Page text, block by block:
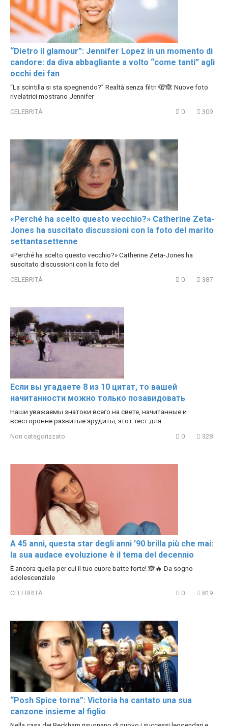
“Dietro il glamour”: Jennifer Lopez in un momento di
candore: da diva abbagliante a volto “come tanti” agli
occhi dei fan
“La scintilla si sta spegnendo?” Realtà senza filtri 🫣🙈 Nuove foto
rivelatrici mostrano Jennifer
CELEBRITÀ 0 309
«Perché ha scelto questo vecchio?» Catherine Zeta-
Jones ha suscitato discussioni con la foto del marito
settantasettenne
«Perché ha scelto questo vecchio?» Catherine Zeta-Jones ha
suscitato discussioni con la foto del
CELEBRITÀ 0 387
Если вы угадаете 8 из 10 цитат, то вашей
начитанности можно только позавидовать
Наши уважаемы знатоки всего на свете, начитанные и
всесторонне развитые эрудиты, этот тест для
Non categorizzato 0 328
A 45 anni, questa star degli anni ’90 brilla più che mai:
la sua audace evoluzione è il tema del decennio
È ancora quella per cui il tuo cuore batte forte! 🙈🔥 Da sogno
adolescenziale
CELEBRITÀ 0 819
“Posh Spice torna”: Victoria ha cantato una sua
canzone insieme al figlio